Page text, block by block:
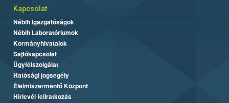
Kapcsolat
Nébih Igazgatóságok
Nébih Laboratóriumok
Kormányhivatalok
Sajtókapcsolat
Ügyfélszolgálat
Hatósági jogsegély
Élelmiszermentő Központ
Hírlevél feliratkozás